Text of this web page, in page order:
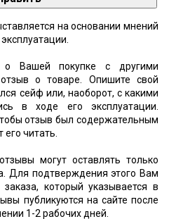
на основании мнений
о Вашей покупке с другими
о товаре. Опишите свой
сейф или, наоборот, с какими
в ходе его эксплуатации.
отзыв был содержательным
читать.
могут оставлять только
Для подтверждения этого Вам
который указывается в
публикуются на сайте после
1-2 рабочих дней.